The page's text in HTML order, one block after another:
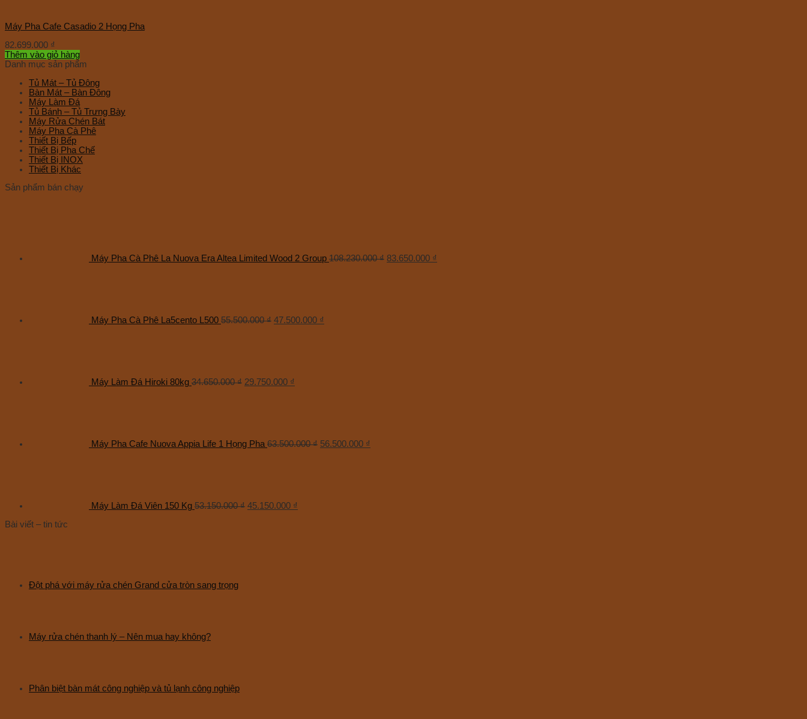
Máy Pha Cafe Casadio 2 Họng Pha
82.699.000 ₫
Thêm vào giỏ hàng
Danh mục sản phẩm
Tủ Mát – Tủ Đông
Bàn Mát – Bàn Đông
Máy Làm Đá
Tủ Bánh – Tủ Trưng Bày
Máy Rửa Chén Bát
Máy Pha Cà Phê
Thiết Bị Bếp
Thiết Bị Pha Chế
Thiết Bị INOX
Thiết Bị Khác
Sản phẩm bán chạy
Máy Pha Cà Phê La Nuova Era Altea Limited Wood 2 Group 108.230.000₫ 83.650.000 ₫
Máy Pha Cà Phê La5cento L500 55.500.000₫ 47.500.000 ₫
Máy Làm Đá Hiroki 80kg 34.650.000₫ 29.750.000 ₫
Máy Pha Cafe Nuova Appia Life 1 Họng Pha 63.500.000₫ 56.500.000 ₫
Máy Làm Đá Viên 150 Kg 53.150.000₫ 45.150.000 ₫
Bài viết – tin tức
Đột phá với máy rửa chén Grand cửa tròn sang trọng
Máy rửa chén thanh lý – Nên mua hay không?
Phân biệt bàn mát công nghiệp và tủ lạnh công nghiệp